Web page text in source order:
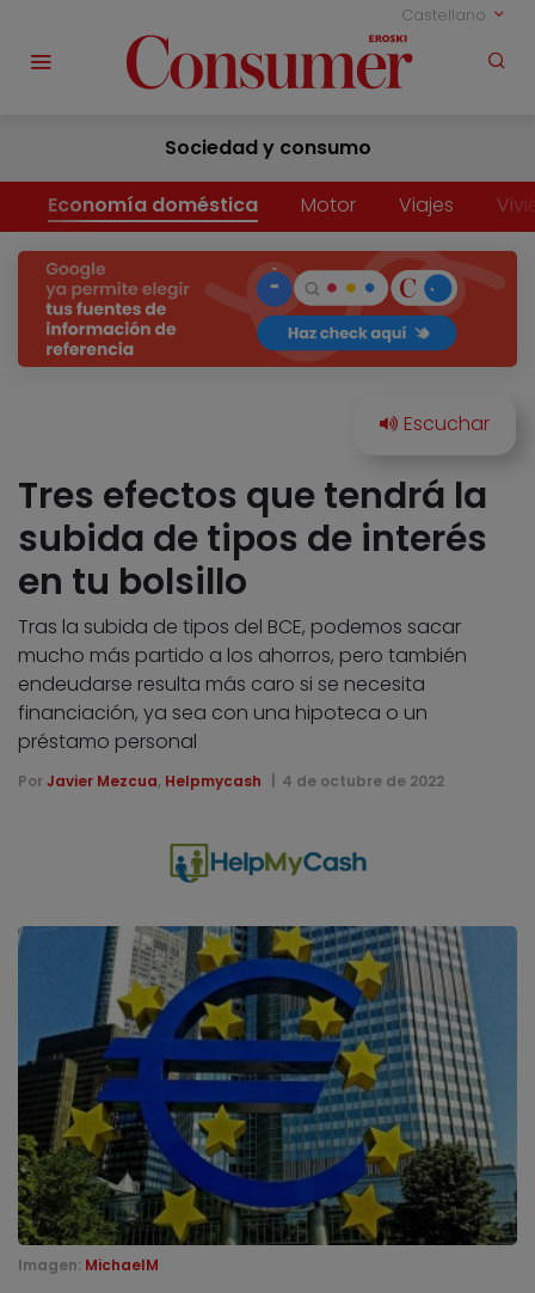
Castellano
Sociedad y consumo
Economía doméstica Motor Viajes
Tres efectos que tendrá la
subida de tipos de interés
en tu bolsillo
Tras la subida de tipos del BCE, podemos sacar
mucho más partido a los ahorros, pero también
endeudarse resulta más caro si se necesita
financiación, ya sea con una hipoteca o un
préstamo personal
Por Javier Mezcua, Helpmycash 4 de octubre de 2022
Imagen: MichaelM